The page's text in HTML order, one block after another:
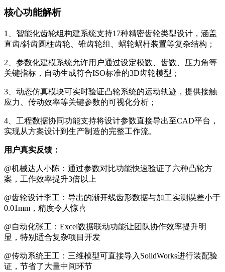
核心功能解析
1、智能化齿轮组构建系统支持17种精密齿轮类型设计，涵盖
直齿/斜齿圆柱齿轮、锥齿轮组、蜗轮蜗杆装置等复杂结构；
2、参数化建模系统允许用户通过设定模数、齿数、压力角等
关键指标，自动生成符合ISO标准的3D齿轮模型；
3、动态仿真模块可实时验证凸轮系统的运动轨迹，提供接触
应力、传动效率等关键参数的可视化分析；
4、工程数据协同功能支持将设计参数直接导出至CAD平台，
实现从方案设计到生产制造的完整工作流。
用户真实反馈：
@机械达人小陈：通过参数对比功能快速验证了六种凸轮方
案，工作效率提升3倍以上
@齿轮设计李工：导出的渐开线齿形数据与加工实测误差小于
0.01mm，精度令人惊喜
@自动化张工：Excel数据联动功能让团队协作效率提升明
显，特别适合复杂项目开发
@传动系统王工：三维模型可直接导入SolidWorks进行装配验
证，节省了大量中间环节